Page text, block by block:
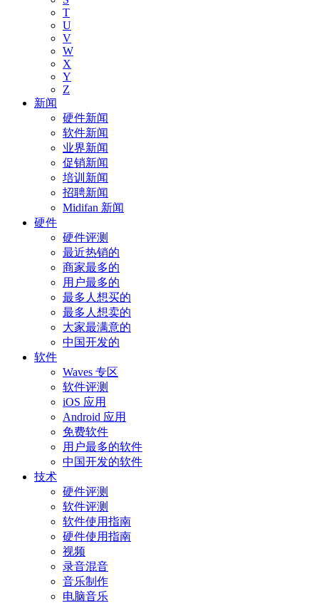
T
U
V
W
X
Y
Z
新闻
硬件新闻
软件新闻
业界新闻
促销新闻
培训新闻
招聘新闻
Midifan 新闻
硬件
硬件评测
最近热销的
商家最多的
用户最多的
最多人想买的
最多人想卖的
大家最满意的
中国开发的
软件
Waves 专区
软件评测
iOS 应用
Android 应用
免费软件
用户最多的软件
中国开发的软件
技术
硬件评测
软件评测
软件使用指南
硬件使用指南
视频
录音混音
音乐制作
电脑音乐